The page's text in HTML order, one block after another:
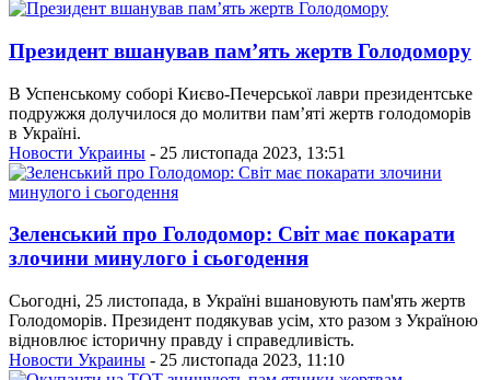
Президент вшанував пам’ять жертв Голодомору
В Успенському соборі Києво-Печерської лаври президентське
подружжя долучилося до молитви пам’яті жертв голодоморів
в Україні.
Новости Украины - 25 листопада 2023, 13:51
Зеленський про Голодомор: Світ має покарати
злочини минулого і сьогодення
Сьогодні, 25 листопада, в Україні вшановують пам'ять жертв
Голодоморів. Президент подякував усім, хто разом з Україною
відновлює історичну правду і справедливість.
Новости Украины - 25 листопада 2023, 11:10